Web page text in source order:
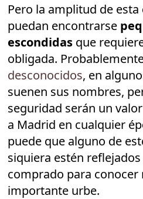
Pero la amplitud de
puedan encontrarse
escondidas que
obligada.
desconocidos, en
suenen sus nombres,
seguridad serán un
a Madrid en cualquier
puede que alguno de
siquiera estén
comprado para conocer
importante urbe.